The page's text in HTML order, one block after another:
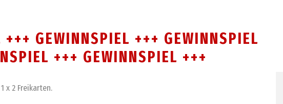
GEWINNSPIEL +++ GEWINNSPIEL
+++ GEWINNSPIEL +++
x 2 Freikarten.